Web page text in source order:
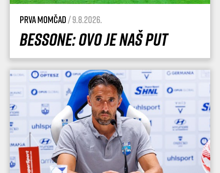
Prva momčad/ 9.8.2026.
Bessone: Ovo je naš put